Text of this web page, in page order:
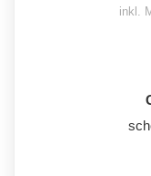
inkl.